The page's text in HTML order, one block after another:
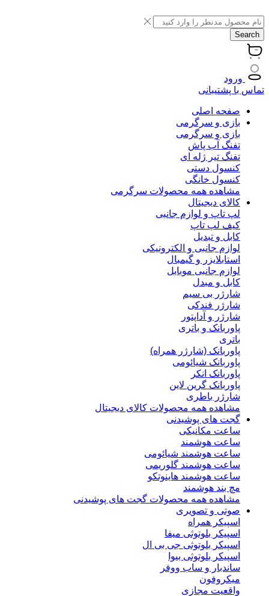
Search
ورود
تماس با پشتیبانی
صفحه اصلی
بازی و سرگرمی
بازی و سرگرمی
تفنگ آب پاش
تفنگ تیر ژله ای
کنسول دستی
کنسول خانگی
مشاهده همه محصولات سرگرمی
کالای دیجیتال
لپ تاپ و لوازم جانبی
کیف لپ تاپ
کابل و تبدیل
لوازم جانبی و الکترونیکی
استابلایزر و گیمبال
لوازم جانبی موبایل
کابل و مبدل
شارژر بی سیم
شارژر فندکی
شارژر و آداپتور
پاوربانک و باتری
باتری
پاوربانک (شارژر همراه)
پاوربانک شیائومی
پاوربانک انکر
پاوربانک گرین لاین
شارژر باطری
مشاهده همه محصولات کالای دیجیتال
گجت های پوشیدنی
ساعت مکانیکی
ساعت هوشمند
ساعت هوشمند شیائومی
ساعت هوشمند گلوریمی
ساعت هوشمند هاینوتکو
مچ بند هوشمند
مشاهده همه محصولات گجت های پوشیدنی
صوتی و تصویری
اسپیکر همراه
اسپیکر بلوتوثی میفا
اسپیکر بلوتوثی جی بی ال
اسپیکر بلوتوثی بیوا
ساندبار و ساب ووفر
میکروفون
واقعیت مجازی